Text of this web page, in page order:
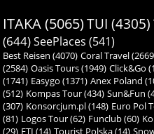
ITAKA (5065)TUI (4305)
(644) SeePlaces (541)
Best Reisen (4070) Coral Travel
(2584) Oasis Tours (1949) Click&Go
(1741) Easygo (1371) Anex Poland
(512) Kompas Tour (434) Sun&Fun
(307) Konsorcjum.pl (148) Euro Pol
(81) Logos Tour (62) Funclub (60)